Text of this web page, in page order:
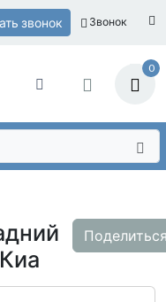
звонок Звонок
0